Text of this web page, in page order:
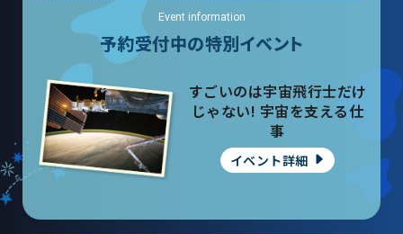
名誉館長あいさつ
お知らせ
サイトポリシー
プライバシーポリシー
Event information
予約受付中の特別イベント
すごいのは宇宙飛行士だけ
じゃない! 宇宙を支える仕
事
イベント詳細